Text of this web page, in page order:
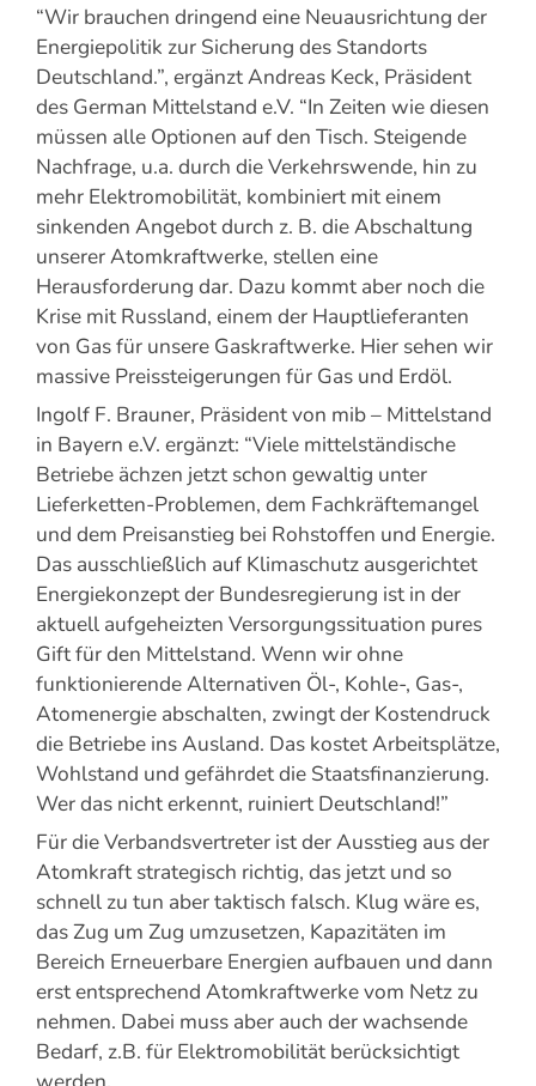
“Wir brauchen dringend eine Neuausrichtung der
Energiepolitik zur Sicherung des Standorts
Deutschland.”, ergänzt Andreas Keck, Präsident
des German Mittelstand e.V. “In Zeiten wie diesen
müssen alle Optionen auf den Tisch. Steigende
Nachfrage, u.a. durch die Verkehrswende, hin zu
mehr Elektromobilität, kombiniert mit einem
sinkenden Angebot durch z. B. die Abschaltung
unserer Atomkraftwerke, stellen eine
Herausforderung dar. Dazu kommt aber noch die
Krise mit Russland, einem der Hauptlieferanten
von Gas für unsere Gaskraftwerke. Hier sehen wir
massive Preissteigerungen für Gas und Erdöl.
Ingolf F. Brauner, Präsident von mib – Mittelstand
in Bayern e.V. ergänzt: “Viele mittelständische
Betriebe ächzen jetzt schon gewaltig unter
Lieferketten-Problemen, dem Fachkräftemangel
und dem Preisanstieg bei Rohstoffen und Energie.
Das ausschließlich auf Klimaschutz ausgerichtet
Energiekonzept der Bundesregierung ist in der
aktuell aufgeheizten Versorgungssituation pures
Gift für den Mittelstand. Wenn wir ohne
funktionierende Alternativen Öl-, Kohle-, Gas-,
Atomenergie abschalten, zwingt der Kostendruck
die Betriebe ins Ausland. Das kostet Arbeitsplätze,
Wohlstand und gefährdet die Staatsfinanzierung.
Wer das nicht erkennt, ruiniert Deutschland!”
Für die Verbandsvertreter ist der Ausstieg aus der
Atomkraft strategisch richtig, das jetzt und so
schnell zu tun aber taktisch falsch. Klug wäre es,
das Zug um Zug umzusetzen, Kapazitäten im
Bereich Erneuerbare Energien aufbauen und dann
erst entsprechend Atomkraftwerke vom Netz zu
nehmen. Dabei muss aber auch der wachsende
Bedarf, z.B. für Elektromobilität berücksichtigt